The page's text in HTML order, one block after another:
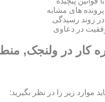
های مشابه
روند رسیدگی
در دعاوی
کار در ولنجک,
موارد زیر را در نظر بگیرید: